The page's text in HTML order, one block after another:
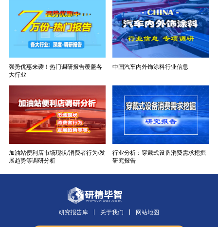
强势优惠来袭！热门调研报告覆盖各
大行业
中国汽车内外饰涂料行业信息
加油站便利店市场现状/消费者行为/发
展趋势等调研分析
行业分析：穿戴式设备消费需求挖掘
研究报告
研究报告库 关于我们 网站地图